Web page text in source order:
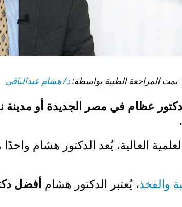
د/ هشام عبدالباقي
عظام في مصر الجديدة أو مدينة
.
العالية، يُعد الدكتور هشام
والفخذ، يُعتبر الدكتور هشام أفضل